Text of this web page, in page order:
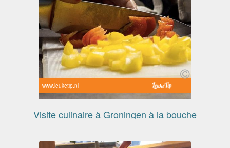
www.leuketip.nl
Visite culinaire à Groningen à la bouche